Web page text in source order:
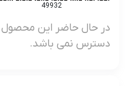
49932
در حال حاضر این محصول
دسترس نمی باشد.